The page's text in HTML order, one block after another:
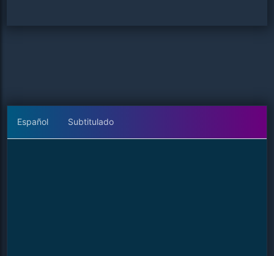
Español Subtitulado